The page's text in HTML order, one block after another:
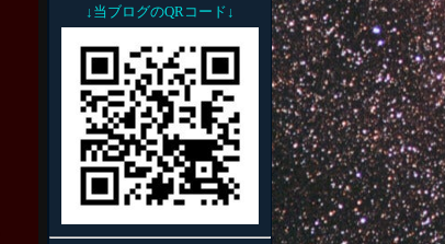
↓当ブログのQRコード↓